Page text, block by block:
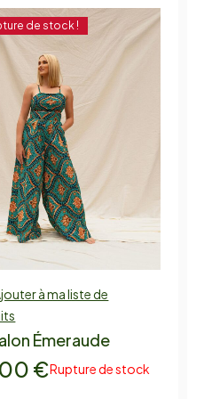
de stock !
Add to cartà ma liste de
Émeraude
€Rupture de stock